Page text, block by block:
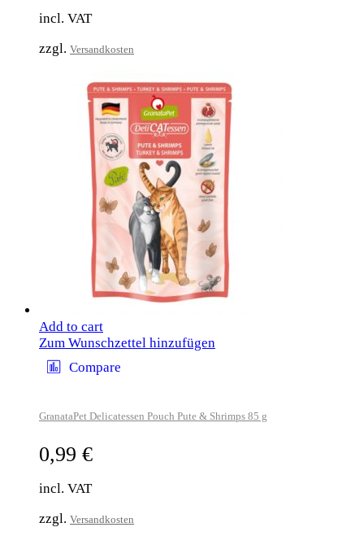
incl. VAT
zzgl. Versandkosten
Add to cart
Zum Wunschzettel hinzufügen
Compare
GranataPet Delicatessen Pouch Pute & Shrimps 85 g
0,99 €
incl. VAT
zzgl. Versandkosten